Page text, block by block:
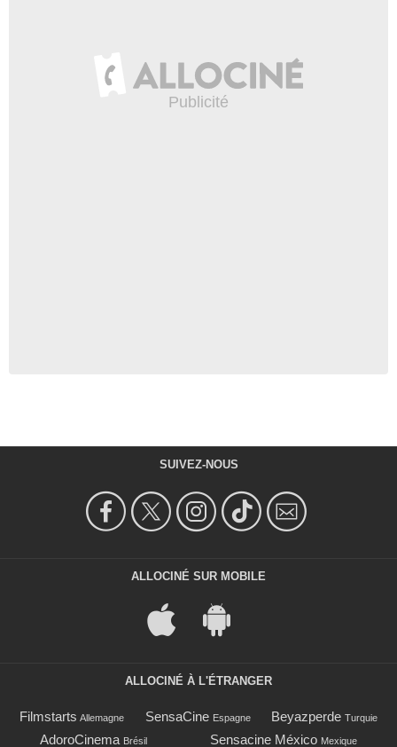
SUIVEZ-NOUS
ALLOCINÉ SUR MOBILE
ALLOCINÉ À L'ÉTRANGER
Filmstarts Allemagne SensaCine Espagne Beyazperde Turquie
AdoroCinema Brésil Sensacine México Mexique